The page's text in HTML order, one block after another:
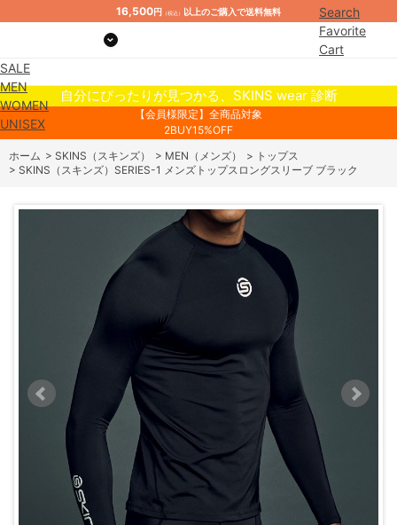
16,500円 （税込） 以上のご購入で送料無料
Search
Favorite
Cart
SALE
MEN
WOMEN
UNISEX
自分にぴったりが見つかる、SKINS wear 診断
【会員様限定】全商品対象
2BUY15%OFF
ホーム > SKINS（スキンズ） > MEN（メンズ） > トップス
> SKINS（スキンズ）SERIES-1 メンズトップスロングスリーブ ブラック